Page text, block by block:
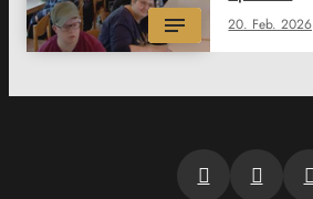
20. Feb. 2026